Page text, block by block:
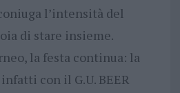
l’intensità del
di stare insieme.
la festa continua: la
con il G.U. BEER